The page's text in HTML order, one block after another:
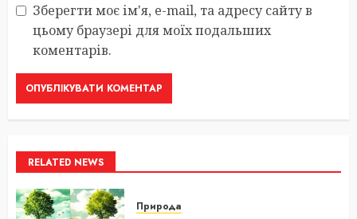
Зберегти моє ім'я, e-mail, та адресу сайту в
цьому браузері для моїх подальших
коментарів.
RELATED NEWS
Природа